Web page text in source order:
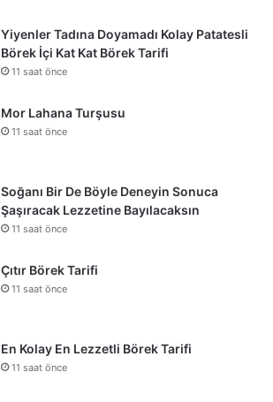
Yiyenler Tadına Doyamadı Kolay Patatesli
Börek İçi Kat Kat Börek Tarifi
11 saat önce
Mor Lahana Turşusu
11 saat önce
Soğanı Bir De Böyle Deneyin Sonuca
Şaşıracak Lezzetine Bayılacaksın
11 saat önce
Çıtır Börek Tarifi
11 saat önce
En Kolay En Lezzetli Börek Tarifi
11 saat önce